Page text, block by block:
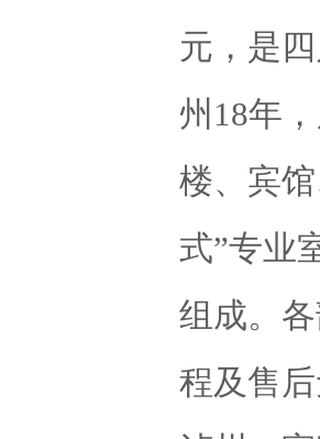
元，是
州18年
楼、宾
式”专业
组成。
程及售